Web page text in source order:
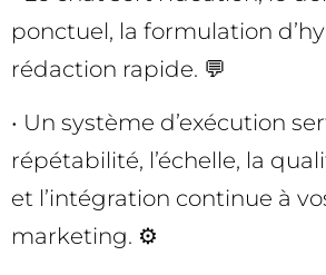
ponctuel, la formulation
rédaction rapide. 💬
• Un système d’exécution
répétabilité, l’échelle, la
et l’intégration continue à
marketing. ⚙️